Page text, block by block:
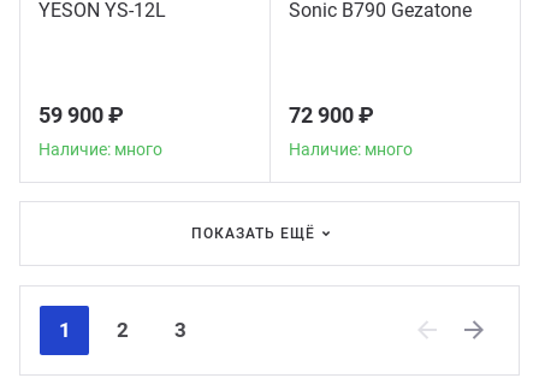
YESON YS-12L
59 900 ₽
Наличие: много
Sonic B790 Gezatone
72 900 ₽
Наличие: много
ПОКАЗАТЬ ЕЩЁ
1 2
3